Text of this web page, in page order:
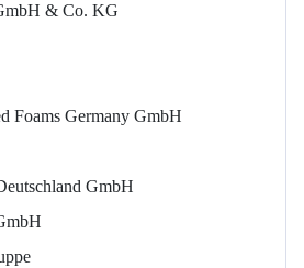
& Co. KG
Foams Germany GmbH
GmbH